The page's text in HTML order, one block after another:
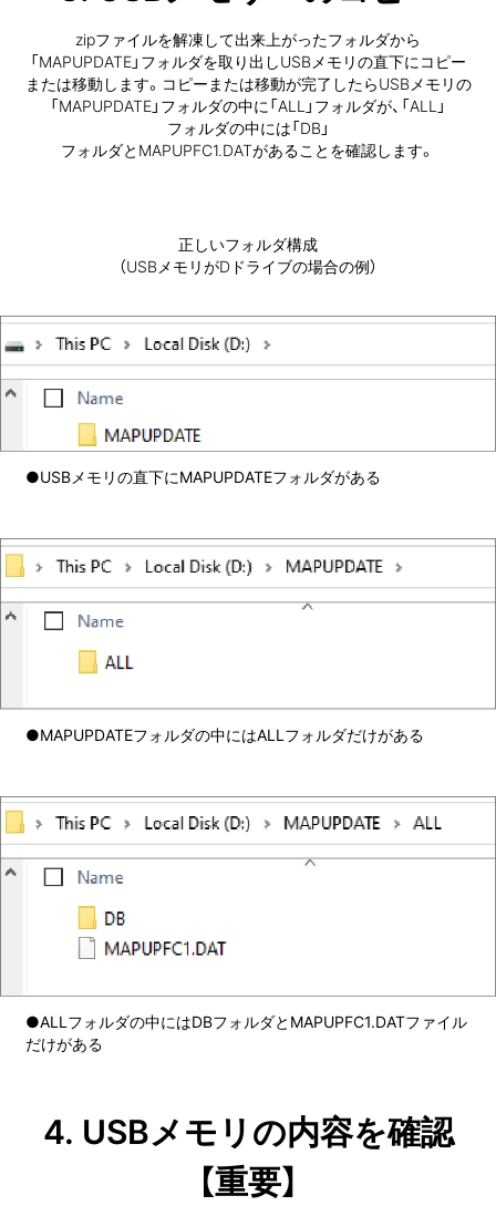
zipファイルを解凍して出来上がったフォルダから
「MAPUPDATE」フォルダを取り出しUSBメモリの直下にコピー
または移動します。 コピーまたは移動が完了したらUSBメモリの
「MAPUPDATE」フォルダの中に「ALL」フォルダが、 「ALL」
フォルダの中には「DB」
フォルダとMAPUPFC1.DATがあることを確認します。
正しいフォルダ構成
（USBメモリがDドライブの場合の例）
●USBメモリの直下にMAPUPDATEフォルダがある
●MAPUPDATEフォルダの中にはALLフォルダだけがある
●ALLフォルダの中にはDBフォルダとMAPUPFC1.DATファイル
だけがある
4. USBメモリの内容を確認
【重要】